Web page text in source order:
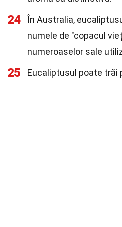
24
În Australia,
numele de "copacul
numeroaselor sale
25 Eucaliptusul poate trăi